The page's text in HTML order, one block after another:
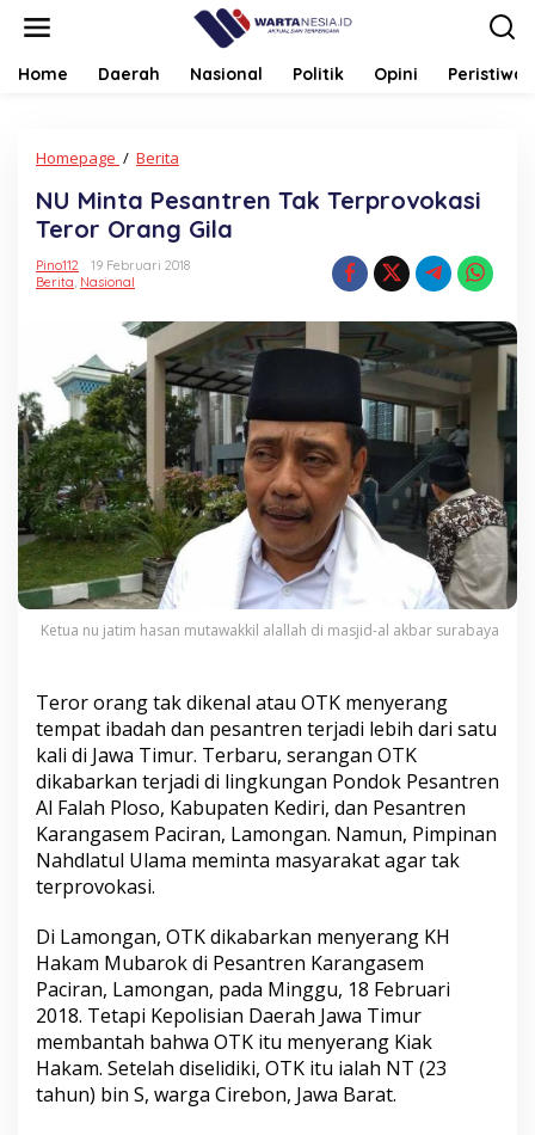
Home Daerah Nasional Politik Opini Peristiwa
Homepage / Berita
Pesantren
Tak
Terprovokasi
Teror
NU Minta Pesantren Tak Terprovokasi
Teror Orang Gila
Pino112
19 Februari 2018
Berita, Nasional
Ketua nu jatim hasan mutawakkil alallah di masjid-al akbar surabaya
Teror orang tak dikenal atau OTK menyerang
tempat ibadah dan pesantren terjadi lebih dari satu
kali di Jawa Timur. Terbaru, serangan OTK
dikabarkan terjadi di lingkungan Pondok Pesantren
Al Falah Ploso, Kabupaten Kediri, dan Pesantren
Karangasem Paciran, Lamongan. Namun, Pimpinan
Nahdlatul Ulama meminta masyarakat agar tak
terprovokasi.
Di Lamongan, OTK dikabarkan menyerang KH
Hakam Mubarok di Pesantren Karangasem
Paciran, Lamongan, pada Minggu, 18 Februari
2018. Tetapi Kepolisian Daerah Jawa Timur
membantah bahwa OTK itu menyerang Kiak
Hakam. Setelah diselidiki, OTK itu ialah NT (23
tahun) bin S, warga Cirebon, Jawa Barat.